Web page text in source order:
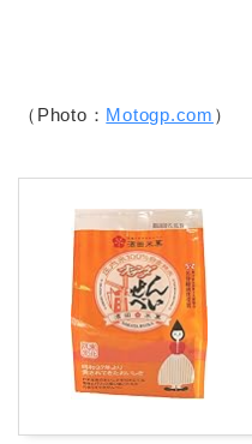
（Photo： Motogp.com ）